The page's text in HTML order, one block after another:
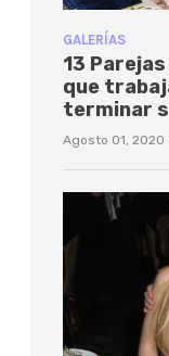
GALERÍAS
13
que
terminar
Agosto 01, 2020